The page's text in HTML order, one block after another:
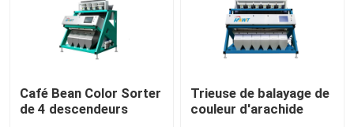
Café Bean Color Sorter
de 4 descendeurs
Trieuse de balayage de
couleur d'arachide